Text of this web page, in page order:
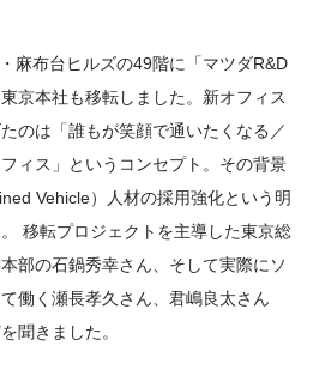
麻布台ヒルズの49階に「マツダR&D
京本社も移転しました。新オフィス
のは「誰もが笑顔で通いたくなる／
ィス」というコンセプト。その背景
Vehicle）人材の採用強化という明
移転プロジェクトを主導した東京総
部の石鍋秀幸さん、そして実際にソ
働く瀬長孝久さん、君嶋良太さん
聞きました。